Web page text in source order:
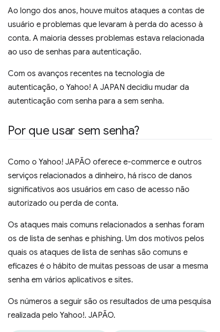
Ao longo dos anos, houve muitos ataques a contas de
usuário e problemas que levaram à perda do acesso à
conta. A maioria desses problemas estava relacionada
ao uso de senhas para autenticação.
Com os avanços recentes na tecnologia de
autenticação, o Yahoo! A JAPAN decidiu mudar da
autenticação com senha para a sem senha.
Por que usar sem senha?
Como o Yahoo! JAPÃO oferece e-commerce e outros
serviços relacionados a dinheiro, há risco de danos
significativos aos usuários em caso de acesso não
autorizado ou perda de conta.
Os ataques mais comuns relacionados a senhas foram
os de lista de senhas e phishing. Um dos motivos pelos
quais os ataques de lista de senhas são comuns e
eficazes é o hábito de muitas pessoas de usar a mesma
senha em vários aplicativos e sites.
Os números a seguir são os resultados de uma pesquisa
realizada pelo Yahoo!. JAPÃO.